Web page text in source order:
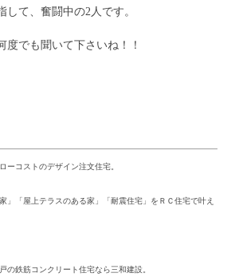
して、奮闘中の2人です。
度でも聞いて下さいね！！
ーコストのデザイン注文住宅。
」「屋上テラスのある家」「耐震住宅」をＲＣ住宅で叶え
の鉄筋コンクリート住宅なら三和建設。